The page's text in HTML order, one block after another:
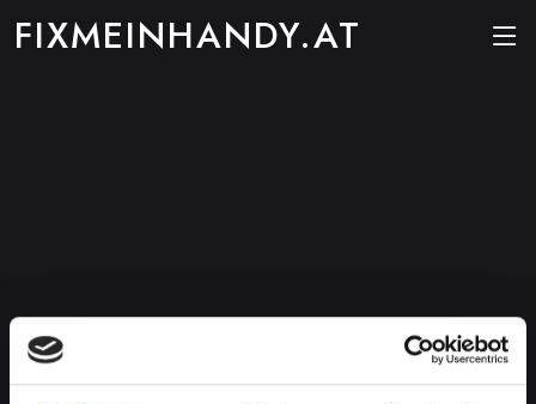
FIXMEINHANDY.AT